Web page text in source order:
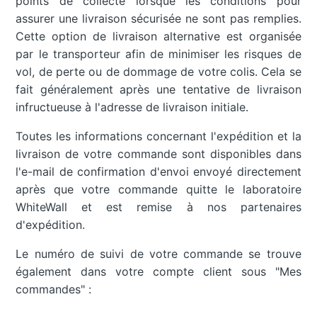
assurer une livraison sécurisée ne sont pas remplies.
Cette option de livraison alternative est organisée
par le transporteur afin de minimiser les risques de
vol, de perte ou de dommage de votre colis. Cela se
fait généralement après une tentative de livraison
infructueuse à l'adresse de livraison initiale.
Toutes les informations concernant l'expédition et la
livraison de votre commande sont disponibles dans
l'e-mail de confirmation d'envoi envoyé directement
après que votre commande quitte le laboratoire
WhiteWall et est remise à nos partenaires
d'expédition.
Le numéro de suivi de votre commande se trouve
également dans votre compte client sous "Mes
commandes" :